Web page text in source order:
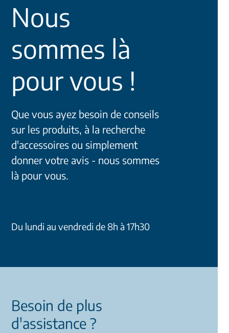
Nous
sommes là
pour vous !
Que vous ayez besoin de conseils
sur les produits, à la recherche
d'accessoires ou simplement
donner votre avis - nous sommes
là pour vous.
Du lundi au vendredi de 8h à 17h30
Besoin de plus
d'assistance ?